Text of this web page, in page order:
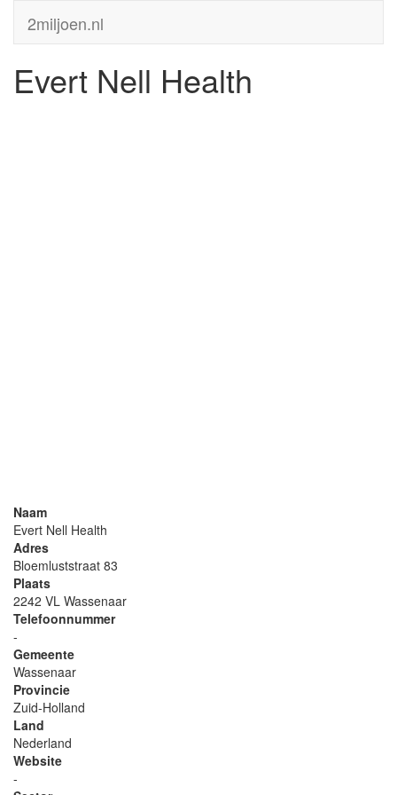
2miljoen.nl
Evert Nell Health
Naam
Evert Nell Health
Adres
Bloemluststraat 83
Plaats
2242 VL Wassenaar
Telefoonnummer
-
Gemeente
Wassenaar
Provincie
Zuid-Holland
Land
Nederland
Website
-